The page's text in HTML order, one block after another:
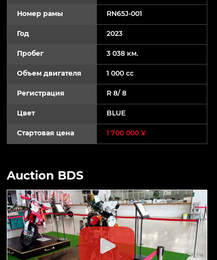
Номер рамы RN65J-001
Год 2023
Пробег 3 038 км.
Объем двигателя 1 000 cc
Регистрация R 8/ 8
Цвет BLUE
Стартовая цена 1 700 000 ¥
Auction BDS